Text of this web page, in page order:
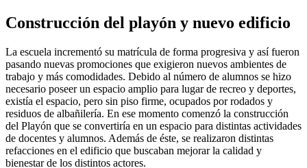
Construcción del playón y nuevo edificio
La escuela incrementó su matrícula de forma progresiva y así fueron
pasando nuevas promociones que exigieron nuevos ambientes de
trabajo y más comodidades. Debido al número de alumnos se hizo
necesario poseer un espacio amplio para lugar de recreo y deportes,
existía el espacio, pero sin piso firme, ocupados por rodados y
residuos de albañilería. En ese momento comenzó la construcción
del Playón que se convertiría en un espacio para distintas actividades
de docentes y alumnos. Además de éste, se realizaron distintas
refacciones en el edificio que buscaban mejorar la calidad y
bienestar de los distintos actores.